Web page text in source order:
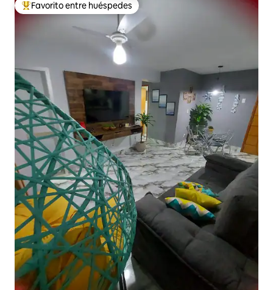
Favorito entre huéspedes preferido
Favorito entre huéspedes